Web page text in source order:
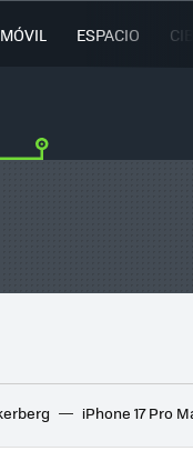
MÓVIL ESPACIO
iPhone 17 Pro